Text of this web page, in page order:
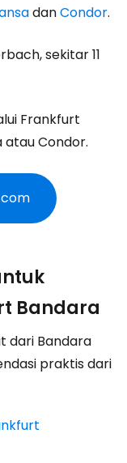
danCondor.
sekitar 11
Frankfurt
atau Condor.
Bandara
dari Bandara
praktis dari